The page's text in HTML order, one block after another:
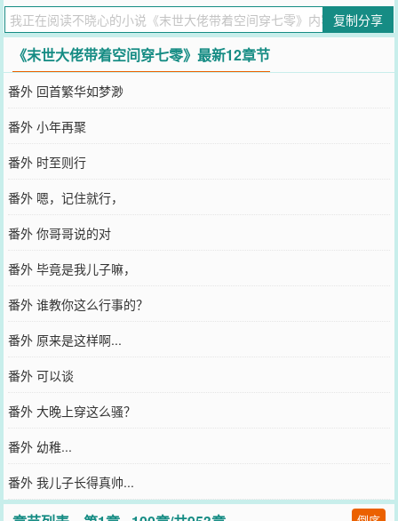
身怀精神系和治愈系两大异能\n手里握有一个带有商城的神奇空间，
\n她收获了温暖的亲情！！独一无二的爱情！！\n官场黑暗、背后暗
算、隐藏的陈年旧事，\n揭露了一系列的暗算，没想到自己的亲生父
亲竟然来头这么大！！！\n官场上的尔虞我诈...\n中年人的爱、恨、
情、仇....\n一群性格各异的少年人...\n意气风发！肆意张扬！桀骜难
驯！努力拼搏！\n会发生怎样的故事呢？\n请移步正文！！！\n\n极
品、反派都会有，但是出现很快就会被女主解决。\n看她在这个时代
过得如何肆意！！\n...............\n不是传统年代文，文中故事众多，都
很精彩！！！\n有男配，磕cp的亲友们，谨慎...\n简介不能表达这本书
的精彩之处，\n跟传统的年代种田文不一样哦，敬请期待。\n请移步
正文！！！！
您要是觉得《末世大佬带着空间穿七零
QQ群和微博微信里的朋友推荐哦！
复制分享
《末世大佬带着空间穿七零》最新12章节
番外 回首繁华如梦渺
番外 小年再聚
番外 时至则行
番外 嗯，记住就行，
番外 你哥哥说的对
番外 毕竟是我儿子嘛，
番外 谁教你这么行事的？
番外 原来是这样啊...
番外 可以谈
番外 大晚上穿这么骚？
番外 幼稚...
番外 我儿子长得真帅...